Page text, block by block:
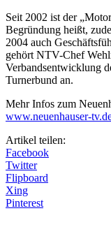
Seit 2002 ist der
Begründung heißt,
2004 auch
gehört NTV-Chef
Verbandsentwicklung
Turnerbund an.
Mehr Infos zum
www.neuenhauser-
Artikel teilen:
Facebook
Twitter
Flipboard
Xing
Pinterest